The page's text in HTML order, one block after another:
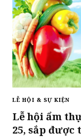
LỄ HỘI & SỰ KIỆN
Lễ hội ẩm
25, sắp được